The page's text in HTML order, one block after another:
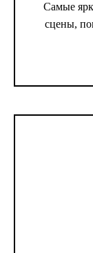
Самые
сцены,